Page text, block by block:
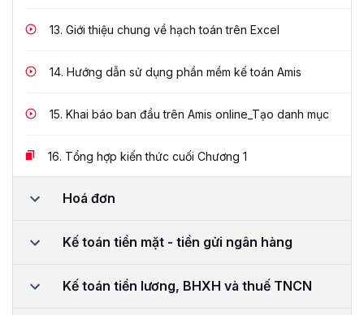
13. Giới thiệu chung về hạch toán trên Excel
14. Hướng dẫn sử dụng phần mềm kế toán Amis
15. Khai báo ban đầu trên Amis online_Tạo danh mục
16. Tổng hợp kiến thức cuối Chương 1
Hoá đơn
Kế toán tiền mặt - tiền gửi ngân hàng
Kế toán tiền lương, BHXH và thuế TNCN